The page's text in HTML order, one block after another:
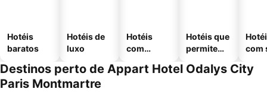
Hotéis
baratos
Hotéis de
luxo
Hotéis
com
Hotéis que
permitem
com
Destinos perto de Appart Hotel Odalys City
Paris Montmartre